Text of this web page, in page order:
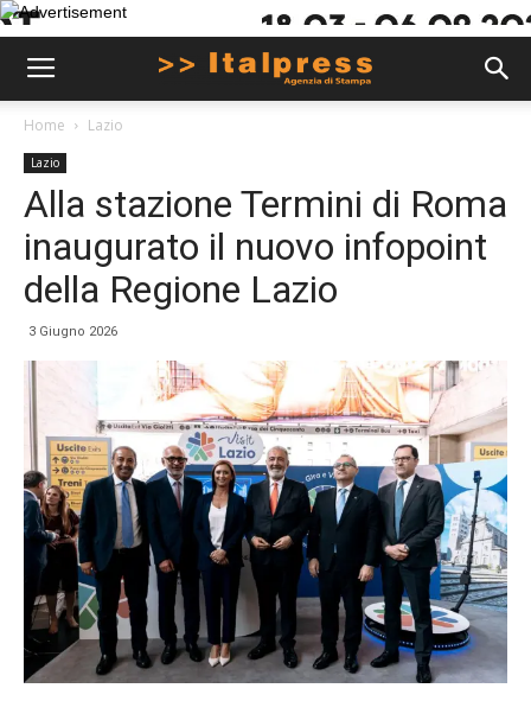
Home Lazio
Lazio
Alla stazione Termini di Roma
inaugurato il nuovo infopoint
della Regione Lazio
3 Giugno 2026